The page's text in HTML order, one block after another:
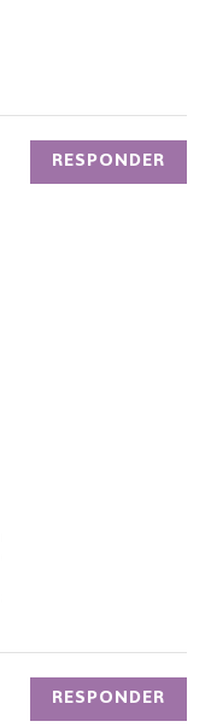
RESPONDER
RESPONDER